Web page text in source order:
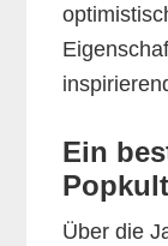
Ein
Über die